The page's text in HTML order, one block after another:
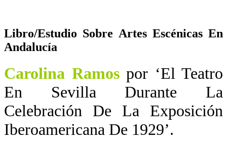
Libro/Estudio Sobre Artes Escénicas En
Andalucía
Carolina Ramospor ‘El Teatro
En Sevilla Durante La
Celebración De La Exposición
Iberoamericana De 1929’.